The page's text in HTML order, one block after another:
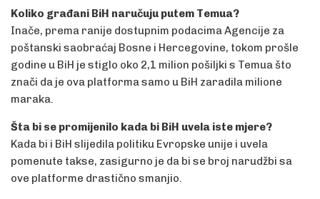
Koliko građani BiH naručuju putem Temua?
Inače, prema ranije dostupnim podacima Agencije za
poštanski saobraćaj Bosne i Hercegovine, tokom prošle
godine u BiH je stiglo oko 2,1 milion pošiljki s Temua što
znači da je ova platforma samo u BiH zaradila milione
maraka.
Šta bi se promijenilo kada bi BiH uvela iste mjere?
Kada bi i BiH slijedila politiku Evropske unije i uvela
pomenute takse, zasigurno je da bi se broj narudžbi sa
ove platforme drastično smanjio.